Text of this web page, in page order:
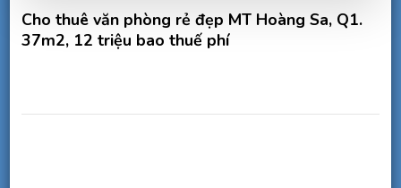
Cho thuê văn phòng rẻ đẹp MT Hoàng Sa, Q1.
37m2, 12 triệu bao thuế phí